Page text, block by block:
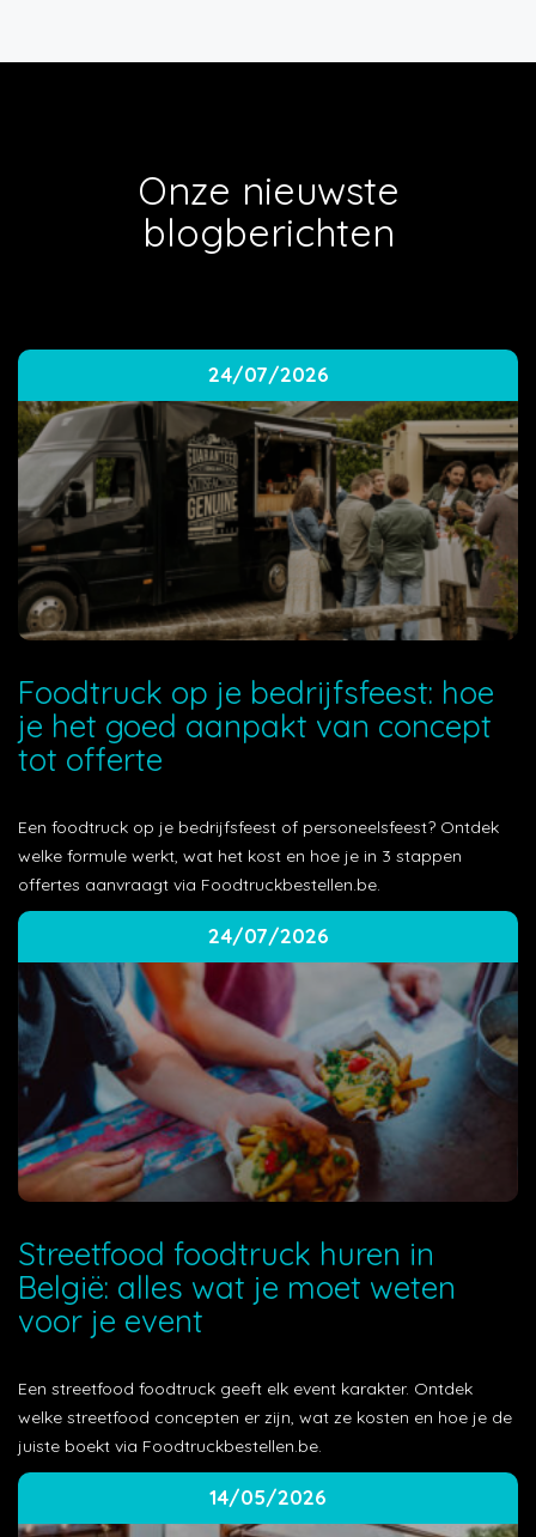
Onze nieuwste
blogberichten
24/07/2026
Foodtruck op je bedrijfsfeest: hoe
je het goed aanpakt van concept
tot offerte
Een foodtruck op je bedrijfsfeest of personeelsfeest? Ontdek
welke formule werkt, wat het kost en hoe je in 3 stappen
offertes aanvraagt via Foodtruckbestellen.be.
24/07/2026
Streetfood foodtruck huren in
België: alles wat je moet weten
voor je event
Een streetfood foodtruck geeft elk event karakter. Ontdek
welke streetfood concepten er zijn, wat ze kosten en hoe je de
juiste boekt via Foodtruckbestellen.be.
14/05/2026